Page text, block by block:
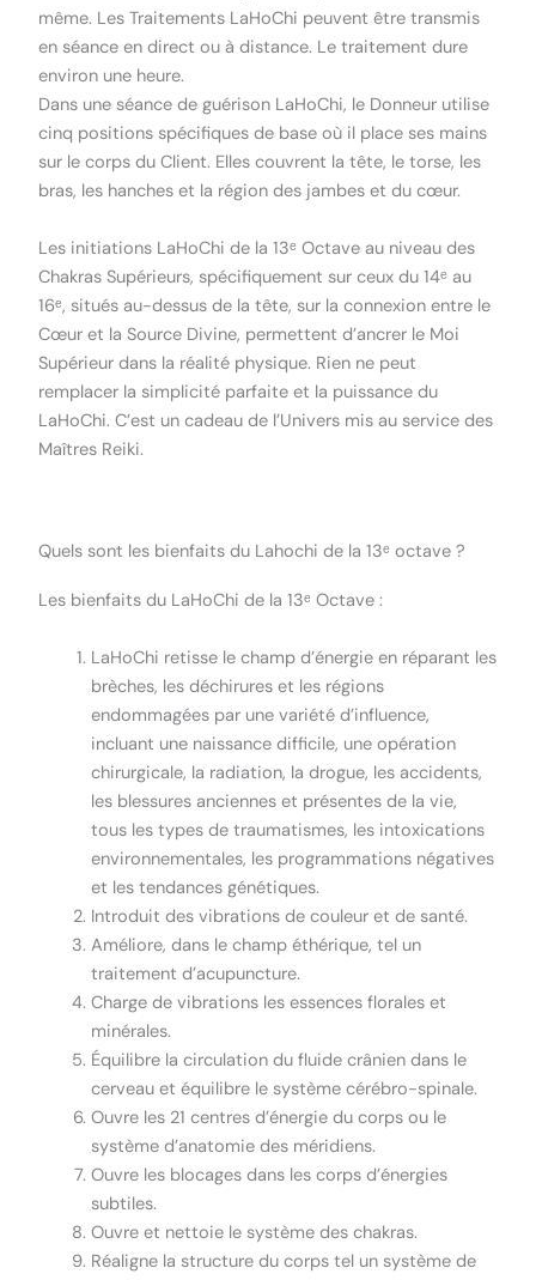
même. Les Traitements LaHoChi peuvent être transmis
en séance en direct ou à distance. Le traitement dure
environ une heure.
Dans une séance de guérison LaHoChi, le Donneur utilise
cinq positions spécifiques de base où il place ses mains
sur le corps du Client. Elles couvrent la tête, le torse, les
bras, les hanches et la région des jambes et du cœur.
Les initiations LaHoChi de la 13ᵉ Octave au niveau des
Chakras Supérieurs, spécifiquement sur ceux du 14ᵉ au
16ᵉ, situés au-dessus de la tête, sur la connexion entre le
Cœur et la Source Divine, permettent d’ancrer le Moi
Supérieur dans la réalité physique. Rien ne peut
remplacer la simplicité parfaite et la puissance du
LaHoChi. C’est un cadeau de l’Univers mis au service des
Maîtres Reiki.
Quels sont les bienfaits du Lahochi de la 13ᵉ octave ?
Les bienfaits du LaHoChi de la 13ᵉ Octave :
LaHoChi retisse le champ d’énergie en réparant les
brèches, les déchirures et les régions
endommagées par une variété d’influence,
incluant une naissance difficile, une opération
chirurgicale, la radiation, la drogue, les accidents,
les blessures anciennes et présentes de la vie,
tous les types de traumatismes, les intoxications
environnementales, les programmations négatives
et les tendances génétiques.
Introduit des vibrations de couleur et de santé.
Améliore, dans le champ éthérique, tel un
traitement d’acupuncture.
Charge de vibrations les essences florales et
minérales.
Équilibre la circulation du fluide crânien dans le
cerveau et équilibre le système cérébro-spinale.
Ouvre les 21 centres d’énergie du corps ou le
système d’anatomie des méridiens.
Ouvre les blocages dans les corps d’énergies
subtiles.
Ouvre et nettoie le système des chakras.
Réaligne la structure du corps tel un système de